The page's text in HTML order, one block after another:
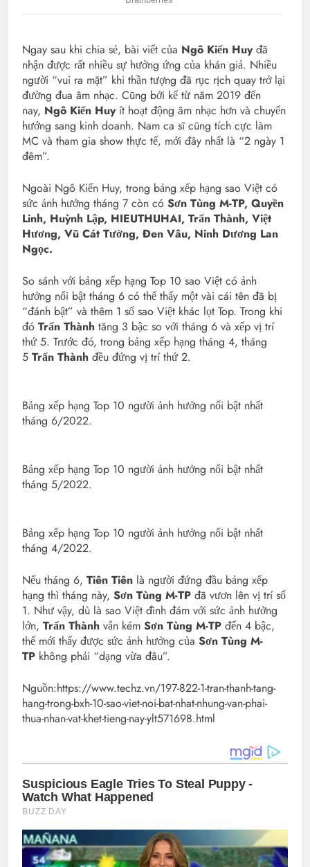
Ngay sau khi chia sẻ, bài viết của Ngô Kiến Huyđã
nhận được rất nhiều sự hưởng ứng của khán giả. Nhiều
người “vui ra mặt” khi thần tượng đã rục rịch quay trở lại
đường đua âm nhạc. Cũng bởi kể từ năm 2019 đến
nay, Ngô Kiến Huyít hoạt động âm nhạc hơn và chuyển
hướng sang kinh doanh. Nam ca sĩ cũng tích cực làm
MC và tham gia show thực tế, mới đây nhất là “2 ngày 1
đêm”.
Ngoài Ngô Kiến Huy, trong bảng xếp hạng sao Việt có
sức ảnh hưởng tháng 7 còn có Sơn Tùng M-TP, Quyền
Linh, Huỳnh Lập, HIEUTHUHAI, Trấn Thành, Việt
Hương, Vũ Cát Tường, Đen Vâu, Ninh Dương Lan
Ngọc.
So sánh với bảng xếp hạng Top 10 sao Việt có ảnh
hưởng nổi bật tháng 6 có thể thấy một vài cái tên đã bị
“đánh bật” và thêm 1 số sao Việt khác lọt Top. Trong khi
đó Trấn Thành tăng 3 bậc so với tháng 6 và xếp vị trí
thứ 5. Trước đó, trong bảng xếp hạng tháng 4, tháng
5 Trấn Thành đều đứng vị trí thứ 2.
Bảng xếp hạng Top 10 người ảnh hưởng nổi bật nhất
tháng 6/2022.
Bảng xếp hạng Top 10 người ảnh hưởng nổi bật nhất
tháng 5/2022.
Bảng xếp hạng Top 10 người ảnh hưởng nổi bật nhất
tháng 4/2022.
Nếu tháng 6, Tiên Tiên là người đứng đầu bảng xếp
hạng thì tháng này, Sơn Tùng M-TP đã vươn lên vị trí số
1. Như vậy, dù là sao Việt đình đám với sức ảnh hưởng
lớn, Trấn Thành vẫn kém Sơn Tùng M-TP đến 4 bậc,
thế mới thấy được sức ảnh hưởng của Sơn Tùng M-
TP không phải “dạng vừa đâu”.
Nguồn:https://www.techz.vn/197-822-1-tran-thanh-tang-
hang-trong-bxh-10-sao-viet-noi-bat-nhat-nhung-van-phai-
thua-nhan-vat-khet-tieng-nay-ylt571698.html